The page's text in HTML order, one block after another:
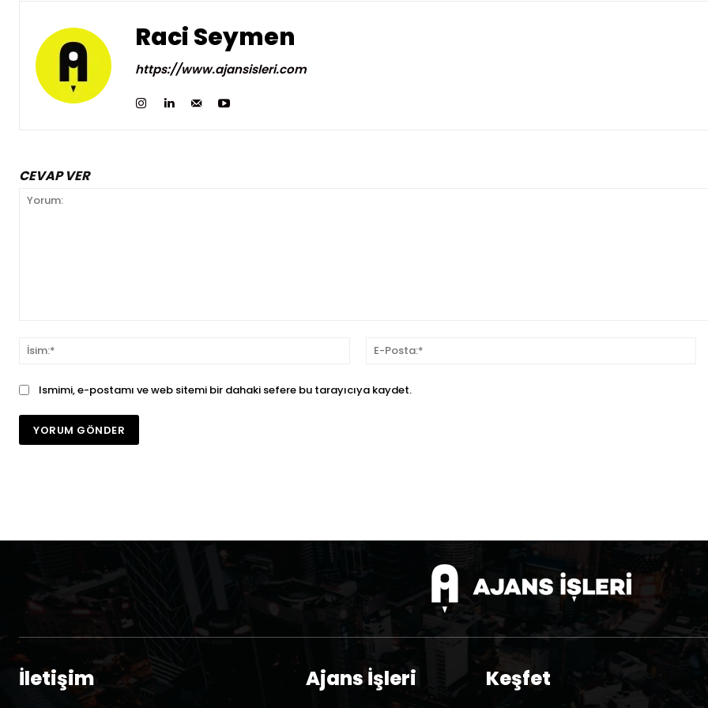
Raci Seymen
https://www.ajansisleri.com
CEVAP VER
İsim:*
Ismimi, e-postamı ve web sitemi bir dahaki sefere bu tarayıcıya kaydet.
İletişim Ajans İşleri Keşfet